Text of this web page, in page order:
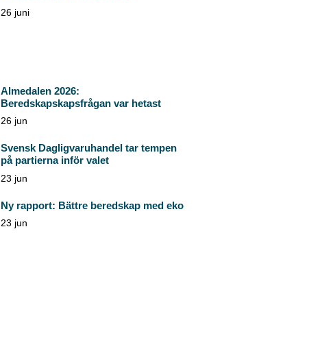
26 juni
Almedalen 2026:
Beredskapskapsfrågan var hetast
26 jun
Svensk Dagligvaruhandel tar tempen
på partierna inför valet
23 jun
Ny rapport: Bättre beredskap med eko
23 jun